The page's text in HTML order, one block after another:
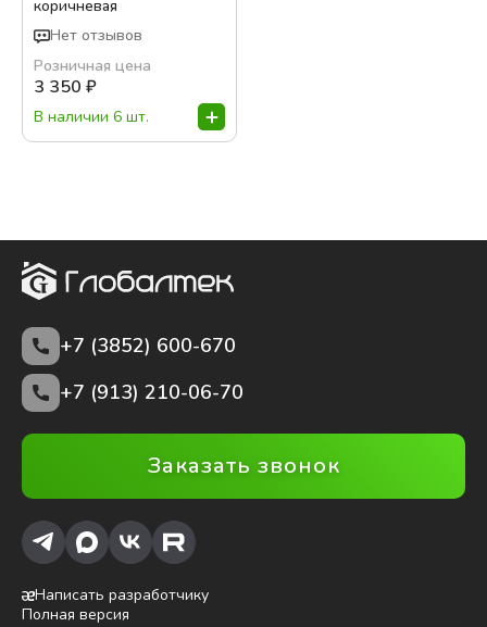
коричневая
Нет отзывов
Розничная цена
3 350 ₽
В наличии 6 шт.
+7 (3852) 600-670
+7 (913) 210-06-70
Заказать звонок
Написать разработчику
Полная версия